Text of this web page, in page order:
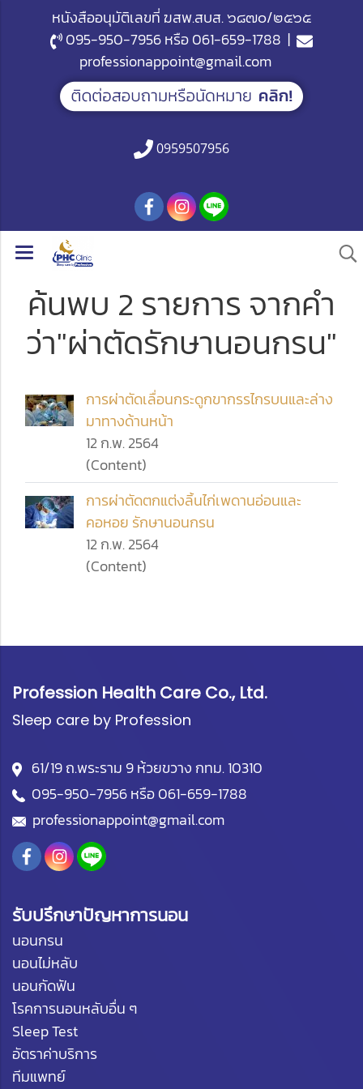
หนังสืออนุมัติเลขที่ ฆสพ.สบส. ๖๘๗๐/๒๕๖๕
095-950-7956หรือ061-659-1788 |
professionappoint@gmail.com
0959507956
ค้นพบ 2 รายการ จากคำ
ว่า"ผ่าตัดรักษานอนกรน"
การผ่าตัดเลื่อนกระดูกขากรรไกรบนและล่าง
มาทางด้านหน้า
12 ก.พ. 2564
(Content)
การผ่าตัดตกแต่งลิ้นไก่เพดานอ่อนและ
คอหอย รักษานอนกรน
12 ก.พ. 2564
(Content)
Profession Health Care Co., Ltd.
Sleep care by Profession
61/19 ถ.พระราม 9 ห้วยขวาง กทม. 10310
095-950-7956หรือ061-659-1788
professionappoint@gmail.com
รับปรึกษาปัญหาการนอน
นอนกรน
นอนไม่หลับ
นอนกัดฟัน
โรคการนอนหลับอื่น ๆ
Sleep Test
อัตราค่าบริการ
ทีมแพทย์